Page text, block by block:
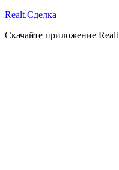
Realt.Сделка
Скачайте приложение Realt